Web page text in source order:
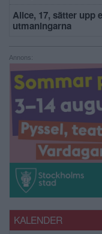
Alice, 17, sätter upp
utmaningarna
Annons:
KALENDER